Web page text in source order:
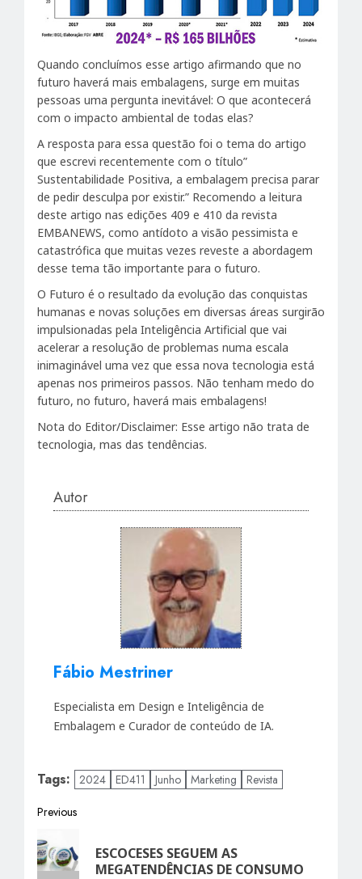
Quando concluímos esse artigo afirmando que no
futuro haverá mais embalagens, surge em muitas
pessoas uma pergunta inevitável: O que acontecerá
com o impacto ambiental de todas elas?
A resposta para essa questão foi o tema do artigo
que escrevi recentemente com o título”
Sustentabilidade Positiva, a embalagem precisa parar
de pedir desculpa por existir.” Recomendo a leitura
deste artigo nas edições 409 e 410 da revista
EMBANEWS, como antídoto a visão pessimista e
catastrófica que muitas vezes reveste a abordagem
desse tema tão importante para o futuro.
O Futuro é o resultado da evolução das conquistas
humanas e novas soluções em diversas áreas surgirão
impulsionadas pela Inteligência Artificial que vai
acelerar a resolução de problemas numa escala
inimaginável uma vez que essa nova tecnologia está
apenas nos primeiros passos. Não tenham medo do
futuro, no futuro, haverá mais embalagens!
Nota do Editor/Disclaimer: Esse artigo não trata de
tecnologia, mas das tendências.
Autor
Fábio Mestriner
Especialista em Design e Inteligência de
Embalagem e Curador de conteúdo de IA.
Tags: 2024 ED411 Junho Marketing Revista
Post
navigation
Previous
Previous
post:
ESCOCESES SEGUEM AS
MEGATENDÊNCIAS DE CONSUMO